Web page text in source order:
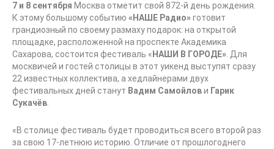
7 и 8 сентября Москва отметит свой 872-й день рождения.
К этому большому событию «НАШЕ Радио»готовит
грандиозный по своему размаху подарок: на открытой
площадке, расположенной на проспекте Академика
Сахарова, состоится фестиваль « НАШИ В ГОРОДЕ» . Для
москвичей и гостей столицы в этот уикенд выступят сразу
22 известных коллектива, а хедлайнерами двух
фестивальных дней станут Вадим Самойлови Гарик
Сукачёв
«В столице фестиваль будет проводиться всего второй раз
за свою 17-летнюю историю. Отличие от прошлогоднего